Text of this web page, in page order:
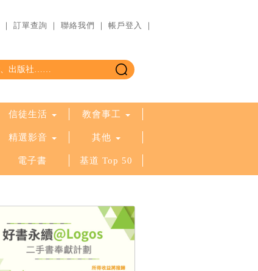
｜ 訂單查詢 ｜ 聯絡我們 ｜ 帳戶登入 ｜
信徒生活 教會事工
精選影音 其他
電子書 基道 Top 50